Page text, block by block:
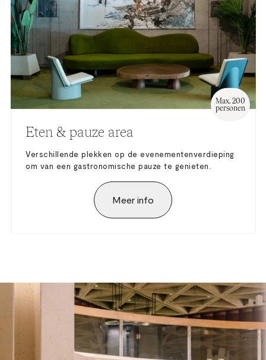
Eten & pauze area
Max. 200
personen
Verschillende plekken op de evenementenverdieping
om van een gastronomische pauze te genieten.
Meer info